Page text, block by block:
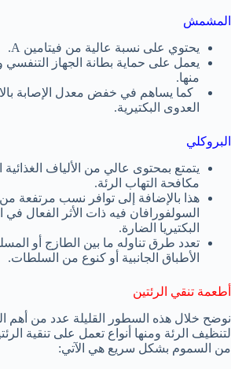
المشمش
يحتوي على نسبة عالية من فيتامين A.
يعمل على حماية بطانة الجهاز التنفسي
منها.
كما يساهم في خفض معدل الإصابة
العدوى البكتيرية.
البروكلي
يتمتع بمحتوى عالي من الألياف
مكافحة التهاب الرئة.
هذا بالإضافة إلى توافر نسب مرتفعة
السولفورافان فيه ذات الأثر الفعال
البكتيريا الضارة.
تعدد طرق تناوله ما بين الطازج أو
الأطباق الجانبية أو كنوع من السلطات.
أطعمة تنقي الرئتين
نوضح خلال هذه السطور القليلة عدد من أهم
لتنظيف الرئة ومنها أنواع تعمل على تنقية
من السموم بشكل سريع هي الآتي: